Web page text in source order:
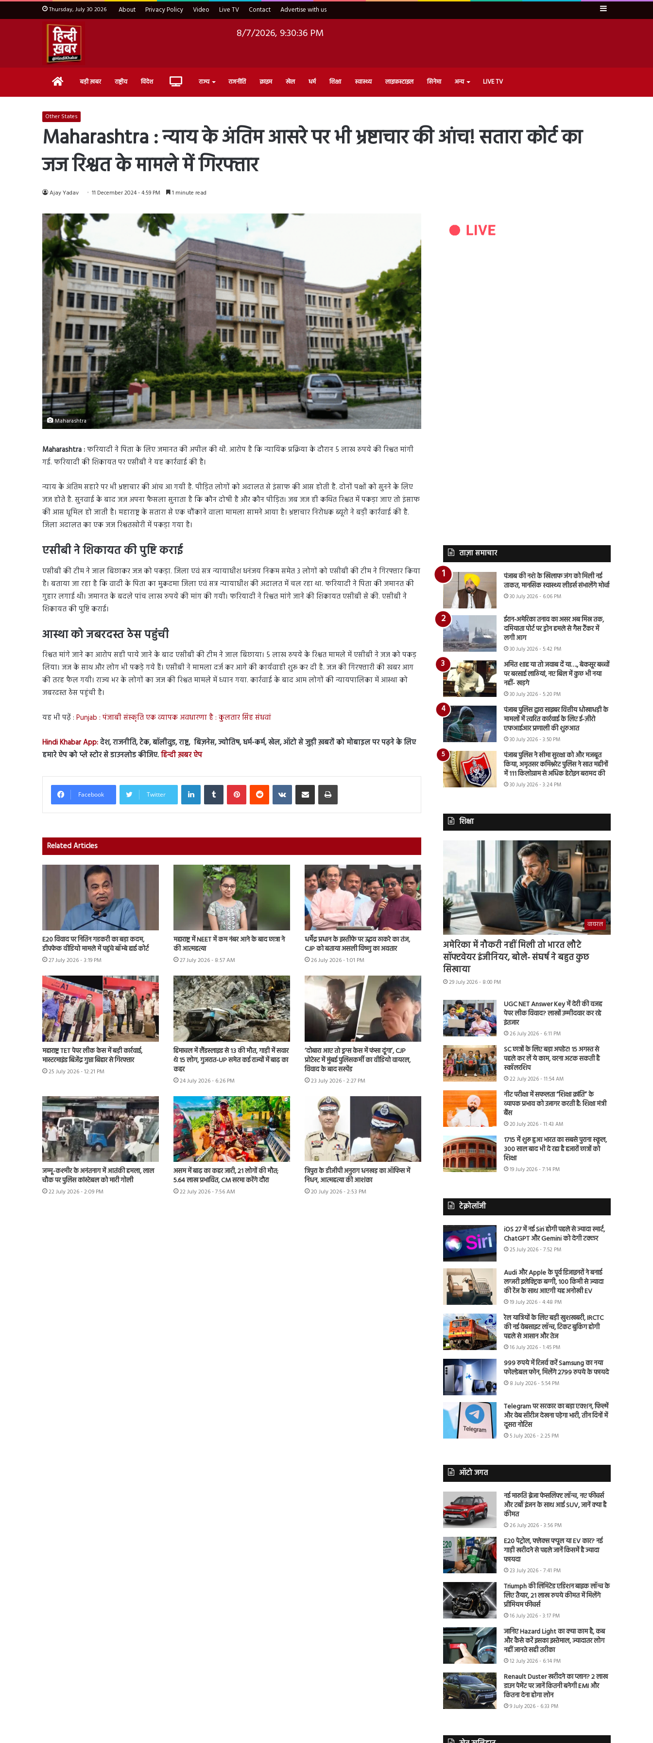
Thursday, July 30 2026 About Privacy Policy Video Live TV Contact Advertise with us Sidebar
8/7/2026, 9:30:38 PM
Home बड़ी ख़बर राष्ट्रीय विदेश Live राज्य राजनीति क्राइम खेल धर्म शिक्षा स्वास्थ्य लाइफ़स्टाइल सिनेमा अन्य LIVE TV
Other States
Maharashtra : न्याय के अंतिम आसरे पर भी भ्रष्टाचार की आंच! सतारा कोर्ट का
जज रिश्वत के मामले में गिरफ्तार
Ajay Yadav 11 December 2024 - 4:59 PM 1 minute read
Maharashtra
Maharashtra :फरियादी ने पिता के लिए जमानत की अपील की थी. आरोप है कि न्यायिक प्रक्रिया के दौरान 5 लाख रुपये की रिश्वत मांगी
गई. फरियादी की शिकायत पर एसीबी ने यह कार्रवाई की है।
न्याय के अंतिम सहारे पर भी भ्रष्टाचार की आंच आ गयी है. पीड़ित लोगों को अदालत से इंसाफ की आस होती है. दोनों पक्षों को सुनने के लिए
जज होते है. सुनवाई के बाद जज अपना फैसला सुनाता है कि कौन दोषी है और कौन पीड़ित। जब जज ही कथित रिश्वत में पकड़ा जाए तो इंसाफ
की आस धूमिल हो जाती है। महाराष्ट्र के सतारा से एक चौंकाने वाला मामला सामने आया है। भ्रष्टाचार निरोधक ब्यूरो ने बड़ी कार्रवाई की है.
जिला अदालत का एक जज रिश्वतखोरी में पकड़ा गया है।
एसीबी ने शिकायत की पुष्टि कराई
एसीबी की टीम ने जाल बिछाकर जज को पकड़ा. जिला एवं सत्र न्यायाधीश धनंजय निकम समेत 3 लोगों को एसीबी की टीम ने गिरफ्तार किया
है। बताया जा रहा है कि वादी के पिता का मुकदमा जिला एवं सत्र न्यायाधीश की अदालत में चल रहा था. फरियादी ने पिता की जमानत की
गुहार लगाई थी। जमानत के बदले पांच लाख रुपये की मांग की गयी। फरियादी ने रिश्वत मांगे जाने की शिकायत एसीबी से की. एसीबी ने
शिकायत की पुष्टि कराई।
आस्था को जबरदस्त ठेस पहुंची
रिश्वत मांगे जाने का आरोप सही पाये जाने के बाद एसीबी की टीम ने जाल बिछाया। 5 लाख रुपये के रिश्वत मामले में एसीबी ने जज को पकड़
लिया। जज के साथ और लोग भी पकड़े गये हैं। एसीबी ने मामला दर्ज कर आगे की कार्यवाही शुरू कर दी है. जज की गिरफ्तारी की खबर आग
की तरह फैल गयी। राज्य भर के लोगों का जज की रिश्वत मामले में ध्यान गया. कार्रवाई के बाद आम लोगों की न्यायपालिका में आस्था को
जबरदस्त ठेस पहुंची है।
यह भी पढ़ें : Punjab : पंजाबी संस्कृति एक व्यापक अवधारणा है : कुलतार सिंह संधवां
Hindi Khabar App:देश, राजनीति, टेक, बॉलीवुड, राष्ट्र, बिज़नेस, ज्योतिष, धर्म-कर्म, खेल, ऑटो से जुड़ी ख़बरों को मोबाइल पर पढ़ने के लिए
हमारे ऐप को प्ले स्टोर से डाउनलोड कीजिए.हिन्दी ख़बर ऐप
Facebook Twitter
LinkedInTumblr PinterestReddit VKontakteShare via Email Print
Related Articles
E20 विवाद पर नितिन गडकरी का बड़ा कदम,
डीपफेक वीडियो मामले में पहुंचे बॉम्बे हाई कोर्ट
27 July 2026 - 3:19 PM
महाराष्ट्र में NEET में कम नंबर आने के बाद छात्रा ने
की आत्महत्या
27 July 2026 - 8:57 AM
धर्मेंद्र प्रधान के इस्तीफे पर उद्धव ठाकरे का तंज,
CJP को बताया असली विष्णु का अवतार
26 July 2026 - 1:01 PM
महाराष्ट्र TET पेपर लीक केस में बड़ी कार्रवाई,
मास्टरमाइंड बिजेंद्र गुप्ता बिहार से गिरफ्तार
25 July 2026 - 12:21 PM
हिमाचल में लैंडस्लाइड से 13 की मौत, गाड़ी में सवार
थे 15 लोग, गुजरात-UP समेत कई राज्यों में बाढ़ का
कहर
24 July 2026 - 6:26 PM
‘दोबारा आए तो ड्रग्स केस में फंसा दूंगा’, CJP
प्रोटेस्ट में मुंबई पुलिसकर्मी का वीडियो वायरल,
विवाद के बाद सस्पेंड
23 July 2026 - 2:27 PM
जम्मू-कश्मीर के अनंतनाग में आतंकी हमला, लाल
चौक पर पुलिस कांस्टेबल को मारी गोली
22 July 2026 - 2:09 PM
असम में बाढ़ का कहर जारी, 21 लोगों की मौत;
5.64 लाख प्रभावित, CM सरमा करेंगे दौरा
22 July 2026 - 7:56 AM
त्रिपुरा के डीजीपी अनुराग धनखड़ का ऑफिस में
निधन, आत्महत्या की आशंका
20 July 2026 - 2:53 PM
ताज़ा समाचार
पंजाब की नशे के खिलाफ जंग को मिली नई
ताकत, मानसिक स्वास्थ्य लीडर्स संभालेंगे मोर्चा
30 July 2026 - 6:06 PM
ईरान-अमेरिका तनाव का असर अब मिस्र तक,
दमियाता पोर्ट पर ड्रोन हमले से गैस टैंकर में
लगी आग
30 July 2026 - 5:42 PM
अमित शाह या तो जवाब दें या…., बेकसूर बच्चों
पर बरसाई लाठियां, नए बिल में कुछ भी नया
नहीं- खड़गे
30 July 2026 - 5:20 PM
पंजाब पुलिस द्वारा साइबर वित्तीय धोखाधड़ी के
मामलों में त्वरित कार्रवाई के लिए ई-ज़ीरो
एफआईआर प्रणाली की शुरुआत
30 July 2026 - 3:50 PM
पंजाब पुलिस ने सीमा सुरक्षा को और मजबूत
किया, अमृतसर कमिश्नरेट पुलिस ने सात महीनों
में 111 किलोग्राम से अधिक हेरोइन बरामद की
30 July 2026 - 3:24 PM
शिक्षा
वायरल
अमेरिका में नौकरी नहीं मिली तो भारत लौटे
सॉफ्टवेयर इंजीनियर, बोले- संघर्ष ने बहुत कुछ
सिखाया
29 July 2026 - 8:00 PM
UGC NET Answer Key में देरी की वजह
पेपर लीक विवाद? लाखों उम्मीदवार कर रहे
इंतजार
26 July 2026 - 6:11 PM
SC छात्रों के लिए बड़ा अपडेट! 15 अगस्त से
पहले कर लें ये काम, वरना अटक सकती है
स्कॉलरशिप
22 July 2026 - 11:54 AM
नीट परीक्षा में सफलता “शिक्षा क्रांति” के
व्यापक प्रभाव को उजागर करती है: शिक्षा मंत्री
बैंस
20 July 2026 - 11:43 AM
1715 में शुरू हुआ भारत का सबसे पुराना स्कूल,
300 साल बाद भी दे रहा है हजारों छात्रों को
शिक्षा
19 July 2026 - 7:14 PM
टेक्नोलॉजी
iOS 27 में नई Siri होगी पहले से ज्यादा स्मार्ट,
ChatGPT और Gemini को देगी टक्कर
25 July 2026 - 7:52 PM
Audi और Apple के पूर्व डिजाइनरों ने बनाई
लग्जरी इलेक्ट्रिक बग्गी, 100 किमी से ज्यादा
की रेंज के साथ आएगी यह अनोखी EV
19 July 2026 - 4:48 PM
रेल यात्रियों के लिए बड़ी खुशखबरी, IRCTC
की नई वेबसाइट लॉन्च, टिकट बुकिंग होगी
पहले से आसान और तेज
16 July 2026 - 1:45 PM
999 रुपये में रिजर्व करें Samsung का नया
फोल्डेबल फोन, मिलेंगे 2799 रुपये के फायदे
8 July 2026 - 5:54 PM
Telegram पर सरकार का बड़ा एक्शन, फिल्में
और वेब सीरीज देखना पड़ेगा भारी, तीन दिनों में
दूसरा नोटिस
5 July 2026 - 2:25 PM
ऑटो जगत
नई मारुति ब्रेजा फेसलिफ्ट लॉन्च, नए फीचर्स
और टर्बो इंजन के साथ आई SUV, जानें क्या है
कीमत
26 July 2026 - 3:56 PM
E20 पेट्रोल, फ्लेक्स फ्यूल या EV कार? नई
गाड़ी खरीदने से पहले जानें किसमें है ज्यादा
फायदा
23 July 2026 - 7:41 PM
Triumph की लिमिटेड एडिशन बाइक लॉन्च के
लिए तैयार, 21 लाख रुपये कीमत में मिलेंगे
प्रीमियम फीचर्स
16 July 2026 - 3:17 PM
जानिए Hazard Light का क्या काम है, कब
और कैसे करें इसका इस्तेमाल, ज्यादातर लोग
नहीं जानते सही तरीका
12 July 2026 - 6:14 PM
Renault Duster खरीदने का प्लान? 2 लाख
डाउन पेमेंट पर जानें कितनी बनेगी EMI और
कितना देना होगा लोन
9 July 2026 - 6:33 PM